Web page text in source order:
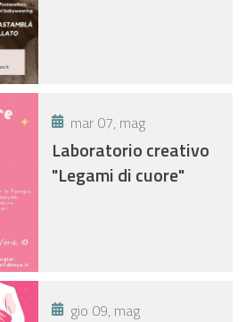
mar 07, mag
Laboratorio creativo
"Legami di cuore"
gio 09, mag